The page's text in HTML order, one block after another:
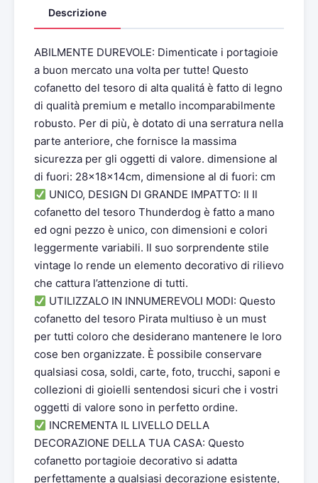
Descrizione
ABILMENTE DUREVOLE: Dimenticate i portagioie
a buon mercato una volta per tutte! Questo
cofanetto del tesoro di alta qualitá è fatto di legno
di qualità premium e metallo incomparabilmente
robusto. Per di più, è dotato di una serratura nella
parte anteriore, che fornisce la massima
sicurezza per gli oggetti di valore. dimensione al
di fuori: 28x18x14cm, dimensione al di fuori: cm
UNICO, DESIGN DI GRANDE IMPATTO: Il Il
cofanetto del tesoro Thunderdog è fatto a mano
ed ogni pezzo è unico, con dimensioni e colori
leggermente variabili. Il suo sorprendente stile
vintage lo rende un elemento decorativo di rilievo
che cattura l’attenzione di tutti.
UTILIZZALO IN INNUMEREVOLI MODI: Questo
cofanetto del tesoro Pirata multiuso è un must
per tutti coloro che desiderano mantenere le loro
cose ben organizzate. È possibile conservare
qualsiasi cosa, soldi, carte, foto, trucchi, saponi e
collezioni di gioielli sentendosi sicuri che i vostri
oggetti di valore sono in perfetto ordine.
INCREMENTA IL LIVELLO DELLA
DECORAZIONE DELLA TUA CASA: Questo
cofanetto portagioie decorativo si adatta
perfettamente a qualsiasi decorazione esistente,